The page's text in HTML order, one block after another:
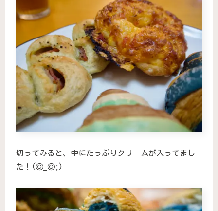
切ってみると、中にたっぷりクリームが入ってまし
た！(◎_◎;)